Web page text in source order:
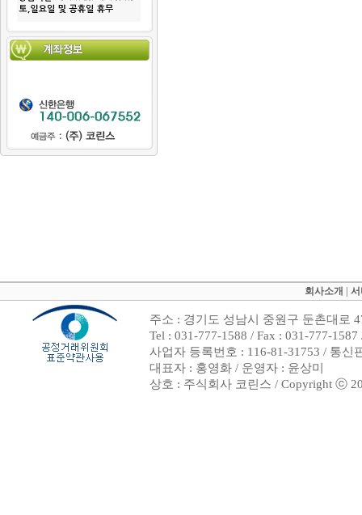
회사소개
주소 : 경기도 성남시 중원구 둔촌대로
Tel : 031-777-1588 / Fax : 031-777-
사업자 등록번호 : 116-81-31753 / 통신
대표자 : 홍영화 / 운영자 : 윤상미
상호 : 주식회사 코린스 / Copyright ⓒ